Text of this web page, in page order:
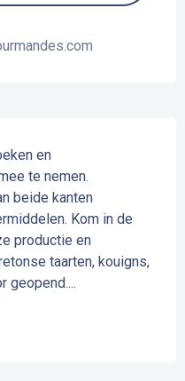
en
te nemen.
beide kanten
Kom in de
productie en
taarten, kouigns,
geopend....